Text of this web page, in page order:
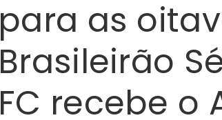
para as
Brasileirão
FC recebe o